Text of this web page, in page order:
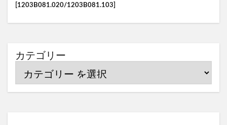
[1203B081.020/1203B081.103]
カテゴリー